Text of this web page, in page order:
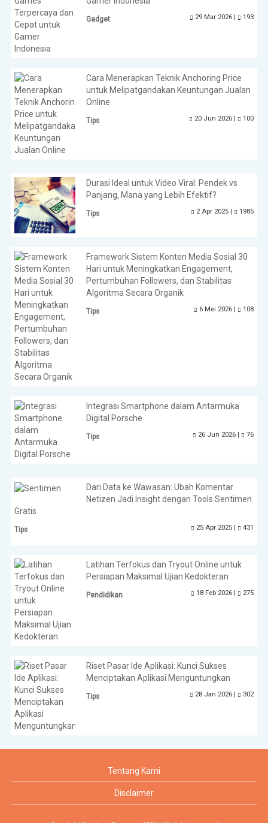
Gadget 29 Mar 2026 | 193
Cara Menerapkan Teknik Anchoring Price
untuk Melipatgandakan Keuntungan Jualan
Online
Tips 20 Jun 2026 | 100
Durasi Ideal untuk Video Viral: Pendek vs
Panjang, Mana yang Lebih Efektif?
Tips 2 Apr 2025 | 1985
Framework Sistem Konten Media Sosial 30
Hari untuk Meningkatkan Engagement,
Pertumbuhan Followers, dan Stabilitas
Algoritma Secara Organik
Tips 6 Mei 2026 | 108
Integrasi Smartphone dalam Antarmuka
Digital Porsche
Tips 26 Jun 2026 | 76
Dari Data ke Wawasan: Ubah Komentar
Netizen Jadi Insight dengan Tools Sentimen
Gratis
Tips 25 Apr 2025 | 431
Latihan Terfokus dan Tryout Online untuk
Persiapan Maksimal Ujian Kedokteran
Pendidikan 18 Feb 2026 | 275
Riset Pasar Ide Aplikasi: Kunci Sukses
Menciptakan Aplikasi Menguntungkan
Tips 28 Jan 2026 | 302
Tentang Kami
Disclaimer